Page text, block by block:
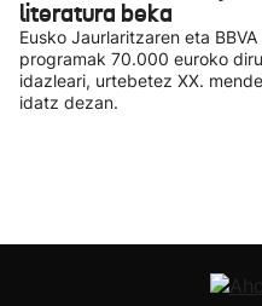
literatura beka
Eusko Jaurlaritzaren eta
programak 70.000 euroko
idazleari, urtebetez XX.
idatz dezan.